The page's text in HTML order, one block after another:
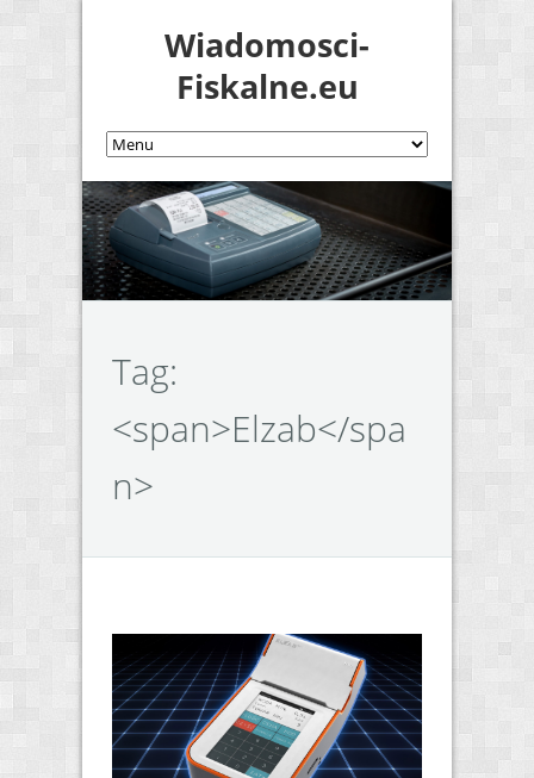
Wiadomosci-
Fiskalne.eu
Tag:
<span>Elzab</spa
n>